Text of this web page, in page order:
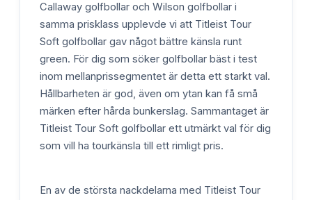
Callaway golfbollar och Wilson golfbollar i
samma prisklass upplevde vi att Titleist Tour
Soft golfbollar gav något bättre känsla runt
green. För dig som söker golfbollar bäst i test
inom mellanprissegmentet är detta ett starkt val.
Hållbarheten är god, även om ytan kan få små
märken efter hårda bunkerslag. Sammantaget är
Titleist Tour Soft golfbollar ett utmärkt val för dig
som vill ha tourkänsla till ett rimligt pris.
En av de största nackdelarna med Titleist Tour